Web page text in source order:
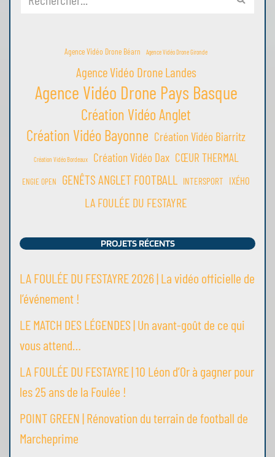
Agence Vidéo Drone Béarn Agence Vidéo Drone Gironde
Agence Vidéo Drone Landes
Agence Vidéo Drone Pays Basque
Création Vidéo Anglet
Création Vidéo Bayonne Création Vidéo Biarritz
Création Vidéo Bordeaux Création Vidéo Dax CŒUR THERMAL
ENGIE OPEN GENÊTS ANGLET FOOTBALL INTERSPORT IXÉHO
LA FOULÉE DU FESTAYRE
PROJETS RÉCENTS
LA FOULÉE DU FESTAYRE 2026 | La vidéo officielle de
l’événement !
LE MATCH DES LÉGENDES | Un avant-goût de ce qui
vous attend…
LA FOULÉE DU FESTAYRE | 10 Léon d’Or à gagner pour
les 25 ans de la Foulée !
POINT GREEN | Rénovation du terrain de football de
Marcheprime